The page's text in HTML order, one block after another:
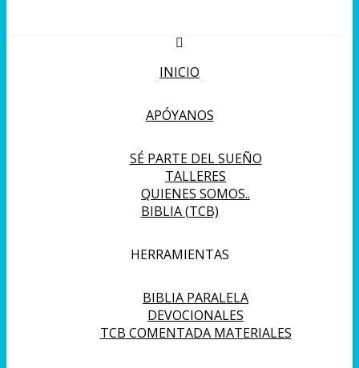
INICIO
APÓYANOS
SÉ PARTE DEL SUEÑO
TALLERES
QUIENES SOMOS..
BIBLIA (TCB)
HERRAMIENTAS
BIBLIA PARALELA
DEVOCIONALES
TCB COMENTADA MATERIALES